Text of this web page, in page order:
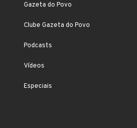
Gazeta do Povo
Clube Gazeta do Povo
Podcasts
Vídeos
Especiais